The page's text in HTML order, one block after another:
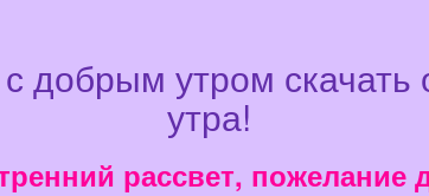
добрым утром
утра!
рассвет, пожелание